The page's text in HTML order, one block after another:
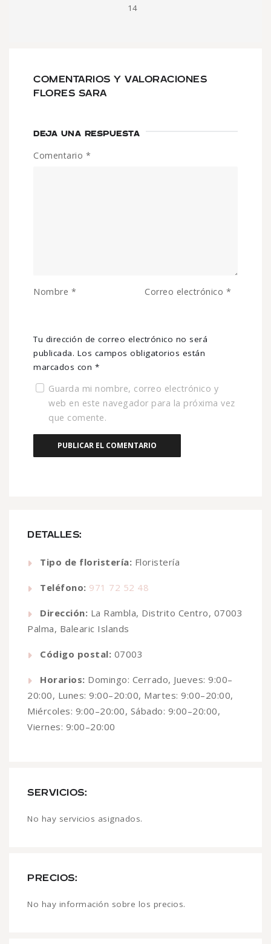
DETALLES:
Tipo de floristería: Floristería
Teléfono: 971 72 52 48
Dirección: La Rambla, Distrito Centro, 07003
Palma, Balearic Islands
Código postal: 07003
Horarios: Domingo: Cerrado, Jueves: 9:00–
20:00, Lunes: 9:00–20:00, Martes: 9:00–20:00,
Miércoles: 9:00–20:00, Sábado: 9:00–20:00,
Viernes: 9:00–20:00
SERVICIOS:
No hay servicios asignados.
PRECIOS:
No hay información sobre los precios.
14
COMENTARIOS Y VALORACIONES
FLORES SARA
DEJA UNA RESPUESTA
Tu dirección de correo electrónico no será
publicada. Los campos obligatorios están
marcados con *
Comentario *
Nombre * Correo electrónico *
Guarda mi nombre, correo electrónico y
web en este navegador para la próxima vez
que comente.